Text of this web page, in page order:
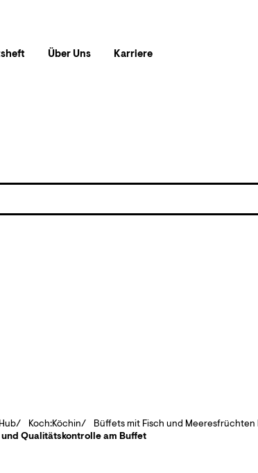
Über Uns Karriere
Koch:Köchin
Büffets mit Fisch und
Qualitätskontrolle am Buffet